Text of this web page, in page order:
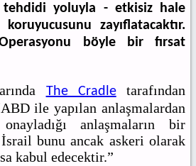
tehdidi yoluyla - etkisiz hale
zayıflatacaktır.
böyle bir fırsat
The Cradletarafından
ile yapılan anlaşmalardan
anlaşmaların bir
İsrail bunu ancak askeri olarak
kabul edecektir.”